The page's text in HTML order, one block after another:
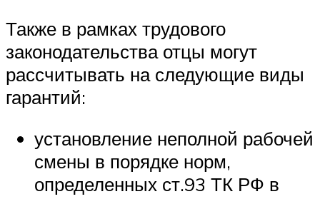
Также в рамках трудового
законодательства отцы могут
рассчитывать на следующие виды
гарантий:
установление неполной рабочей
смены в порядке норм,
определенных ст.93 ТК РФ в